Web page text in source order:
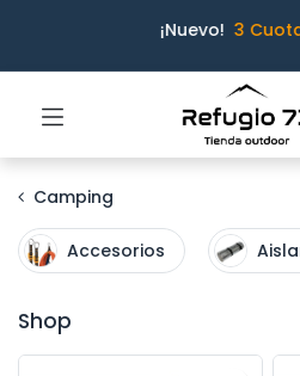
¡Nuevo!3
Camping
Accesorios
Shop